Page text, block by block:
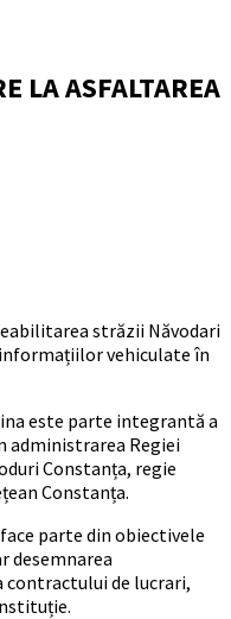
LA ASFALTAREA
străzii Năvodari
vehiculate în
este parte integrantă a
administrarea Regiei
Constanța, regie
Constanța.
parte din obiectivele
desemnarea
de lucrari,